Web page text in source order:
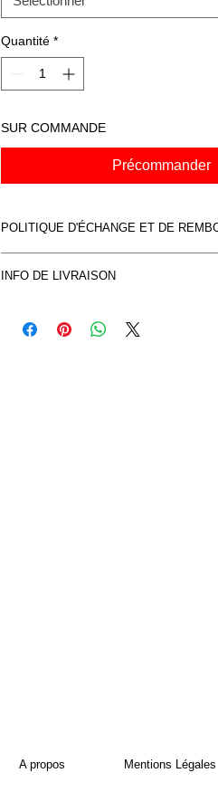
Quantité *
SUR COMMANDE
Précommander
POLITIQUE D'ÉCHANGE ET DE
INFO DE LIVRAISON
A propos Mentions Légales